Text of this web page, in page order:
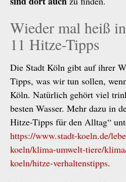
Wieder mal heiß
11 Hitze-Tipps
Die Stadt Köln gibt auf ihrer
Tipps, was wir tun sollen,
Köln. Natürlich gehört viel
besten Wasser. Mehr dazu in
Hitze-Tipps für den Alltag“
https://www.stadt-koeln.de/
koeln/klima-umwelt-tiere/
koeln/hitze-verhaltenstipps.